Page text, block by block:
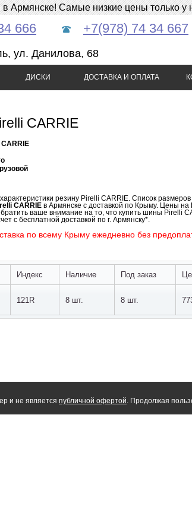
Самые низкие цены только у
666 +7(978) 74 34 667
ул. Данилова, 68
ДИСКИ ДОСТАВКА И ОПЛАТА
CARRIE
резину Pirelli CARRIE. Список
CARRIE в Армянске с доставкой по Крыму. Цены
ваше внимание на то, что купить шины Pirelli
с бесплатной доставкой по г. Армянску*.
по всему Крыму ежедневно без
Индекс Наличие Под заказ
121R 8 шт. 8 шт.
и не является публичной офертой. Продолжая